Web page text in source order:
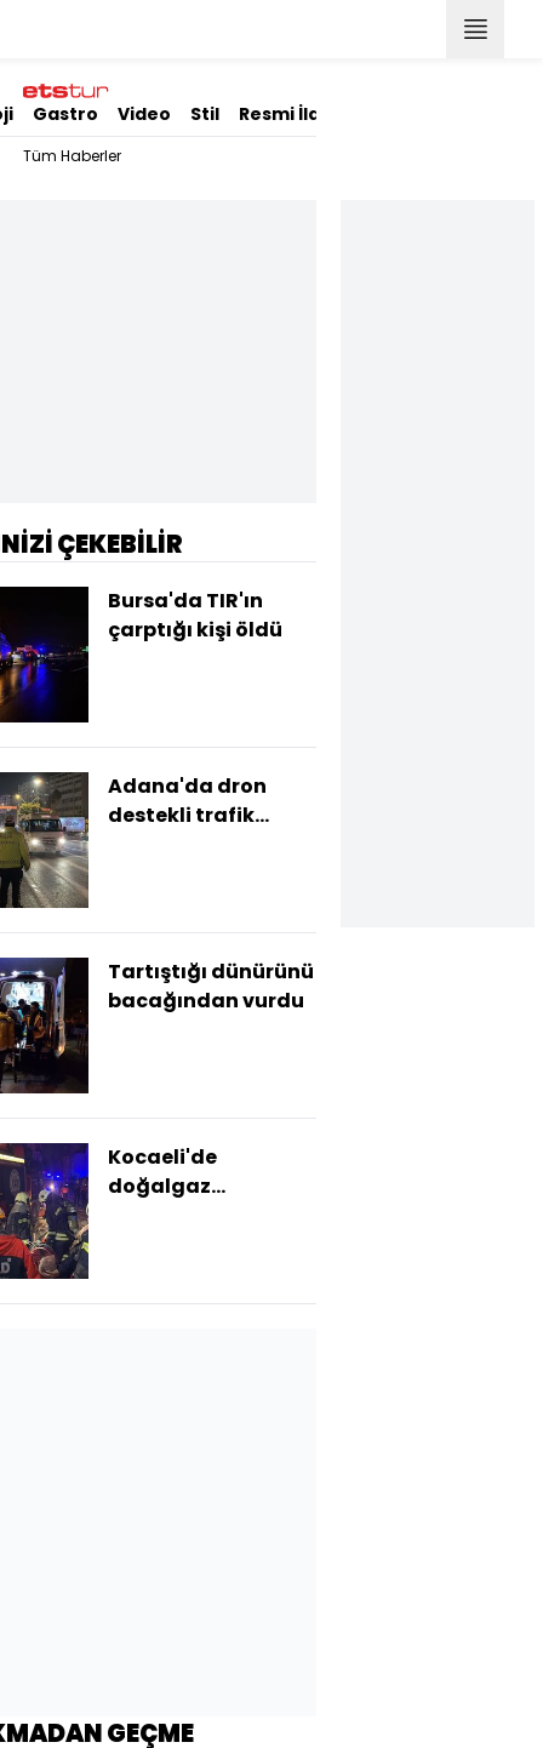
Gastro Video Stil Resmi İlanlar
Tüm Haberler
ÇEKEBİLİR
Bursa'da TIR'ın
çarptığı kişi öldü
Adana'da dron
destekli trafik
Tartıştığı dünürünü
bacağından vurdu
Kocaeli'de
doğalgaz
GEÇME